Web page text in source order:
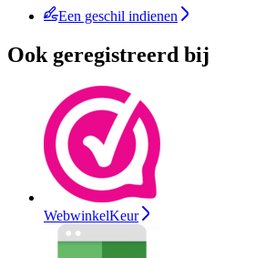
Een geschil indienen
Ook geregistreerd bij
WebwinkelKeur